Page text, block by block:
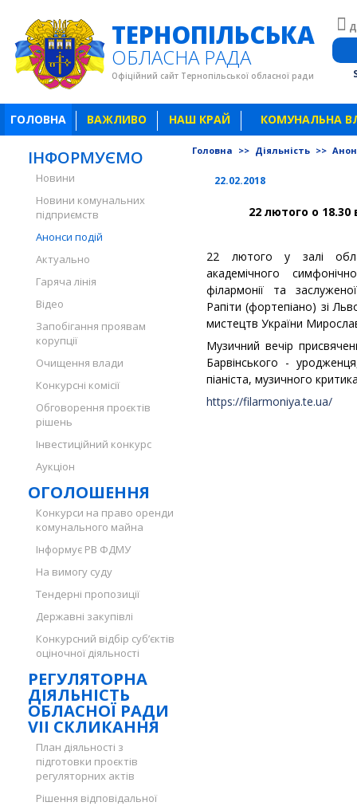
ТЕРНОПІЛЬСЬКА
ОБЛАСНА РАДА
Офіційний сайт Тернопільської обласної ради
ГОЛОВНА ВАЖЛИВО НАШ КРАЙ КОМУНАЛЬНА
ІНФОРМУЄМО
Новини
Новини комунальних
підприємств
Анонси подій
Актуально
Гаряча лінія
Відео
Запобігання проявам
корупції
Очищення влади
Конкурсні комісії
Обговорення проєктів
рішень
Інвестиційний конкурс
Аукціон
ОГОЛОШЕННЯ
Конкурси на право оренди
комунального майна
Інформує РВ ФДМУ
На вимогу суду
Тендерні пропозиції
Державні закупівлі
Конкурсний відбір суб’єктів
оціночної діяльності
РЕГУЛЯТОРНА
ДІЯЛЬНІСТЬ
ОБЛАСНОЇ РАДИ
VII СКЛИКАННЯ
План діяльності з
підготовки проєктів
регуляторних актів
Рішення відповідальної
Головна >> Діяльність >>
22.02.2018
22 лютого о 18.30
22 лютого у залі
академічного
філармонії та
Рапіти (фортепіано) зі
мистецтв України
Музичний вечір
Барвінського -
піаніста, музичного
https://filarmoniya.te.ua/